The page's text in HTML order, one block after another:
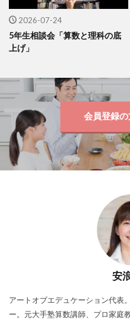
2026-07-24
5年生相談会「算数と理科の底
上げ」
会員登録
安
アートオブエデュケーション代表
ー。元大手塾算数講師、プロ家庭